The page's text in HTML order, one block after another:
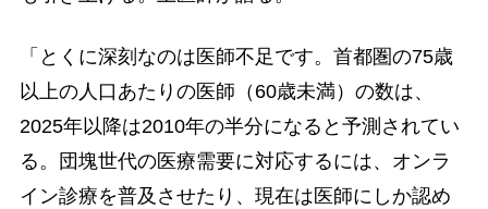
「とくに深刻なのは医師不足です。首都圏の75歳
以上の人口あたりの医師（60歳未満）の数は、
2025年以降は2010年の半分になると予測されてい
る。団塊世代の医療需要に対応するには、オンラ
イン診療を普及させたり、現在は医師にしか認め